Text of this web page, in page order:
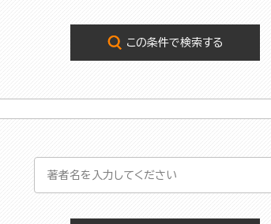
この条件で検索する